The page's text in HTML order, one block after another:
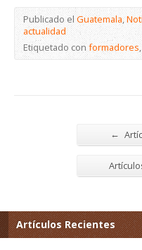
Publicado el Guatemala,
actualidad
Etiquetado conformadores,
←
Artículos Recientes